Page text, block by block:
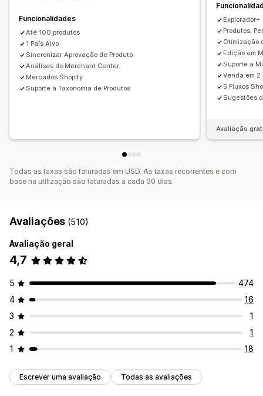
Seleção de produtos
Feeds para direcionamentos específicos
Assistência ao inventário Gestão de GTIN
Sem interface
Otimização de feeds Monitorização do desempenho
Vários formatos
Funcionalidades
Até 100 produtos
1 País Alvo
Sincronizar Aprovação de Produto
Análises do Merchant Center
Mercados Shopify
Suporte à Taxonomia de Produtos
Explorador+
Produtos,
Otimização
Edição em
Suporte a
Venda em
5 Fluxos
Sugestões
Avaliação
Todas as taxas são faturadas em USD. As taxas recorrentes e com
base na utilização são faturadas a cada 30 dias.
Avaliações (510)
Avaliação geral
4,7
5
474
4
16
3
1
2
1
1
18
Escrever uma avaliação Todas as avaliações